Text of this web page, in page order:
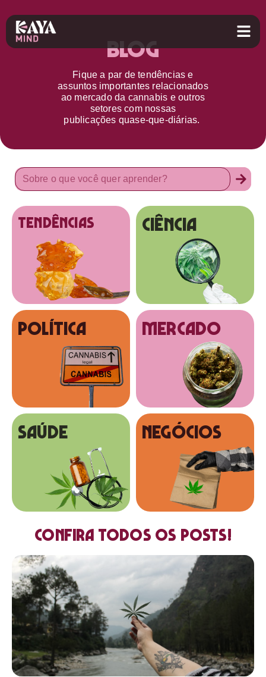
Blog
Fique a par detendências e
assuntos importantes relacionados
ao mercado da cannabis e outros
setorescom nossas
publicações quase-que-diárias.
tendências Ciência
Política MERCADO
SAÚDE NEGÓCIOS
Confira todos os posts!